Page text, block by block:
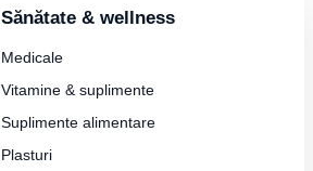
Sănătate & wellness
Medicale
Vitamine & suplimente
Suplimente alimentare
Plasturi